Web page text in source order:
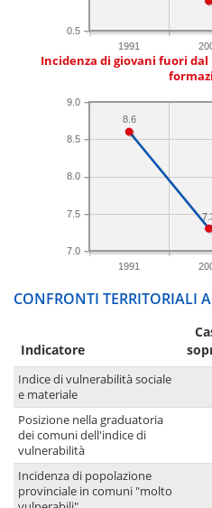
1991
0.5
Incidenza di giovani fuori
1991
7.0
7.5
8.0
8.5
9.0
8.6
CONFRONTI TERRITORIALI
Indicatore
Indice di vulnerabilità sociale
e materiale
Posizione nella graduatoria
dei comuni dell'indice di
vulnerabilità
Incidenza di popolazione
provinciale in comuni "molto